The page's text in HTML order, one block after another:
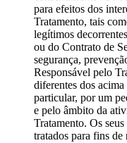
para efeitos dos
Tratamento, tais
legítimos
ou do Contrato de
segurança,
Responsável pelo
diferentes dos
particular, por um
e pelo âmbito da
Tratamento. Os
tratados para fins